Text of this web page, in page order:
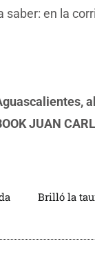
saber: en la
JUAN